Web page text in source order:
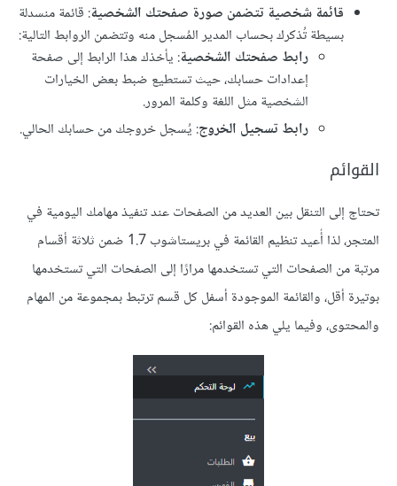
قائمة شخصية تتضمن صورة صفحتك الشخصية: قائمة منسدلة
بسيطة تُذكرك بحساب المدير المُسجل منه وتتضمن الروابط التالية:
رابط صفحتك الشخصية: يأخذك هذا الرابط إلى صفحة
إعدادات حسابك، حيث تستطيع ضبط بعض الخيارات
الشخصية مثل اللغة وكلمة المرور.
رابط تسجيل الخروج: يُسجل خروجك من حسابك الحالي.
القوائم
تحتاج إلى التنقل بين العديد من الصفحات عند تنفيذ مهامك اليومية في
المتجر، لذا أُعيد تنظيم القائمة في بريستاشوب 1.7 ضمن ثلاثة أقسام
مرتبة من الصفحات التي تستخدمها مرارًا إلى الصفحات التي تستخدمها
بوتيرة أقل، والقائمة الموجودة أسفل كل قسم ترتبط بمجموعة من المهام
والمحتوى، وفيما يلي هذه القوائم: